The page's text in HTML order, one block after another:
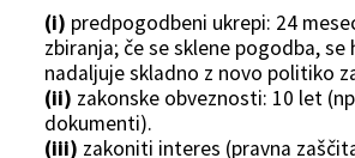
(i) predpogodbeni ukrepi: 24
zbiranja; če se sklene pogodba, se
nadaljuje skladno z novo politiko
(ii) zakonske obveznosti: 10 let
dokumenti).
(iii) zakoniti interes (pravna